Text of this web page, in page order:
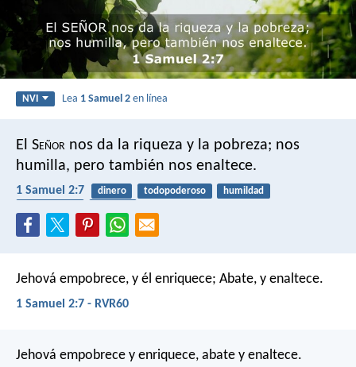
NVI Lea 1 Samuel 2 en línea
El Señor nos da la riqueza y la pobreza; nos
humilla, pero también nos enaltece.
1 Samuel 2:7 dinero todopoderoso
humildad
Jehová empobrece, y él enriquece; Abate, y enaltece.
1 Samuel 2:7 - RVR60
Jehová empobrece y enriquece, abate y enaltece.